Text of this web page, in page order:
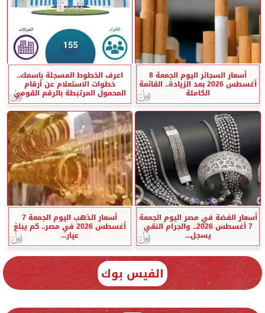
أسعار السجائر اليوم الجمعة 8
أغسطس 2026 بعد الزيادة.. القائمة
الكاملة
اعرف الخطوط المسجلة باسمك..
خطوات الاستعلام عن أرقام
المحمول المرتبطة بالرقم القومي
أسعار الفضة في مصر اليوم الجمعة
7 أغسطس 2026.. والجرام النقي
يسجل...
أسعار الذهب اليوم الجمعة 7
أغسطس 2026 في مصر.. كم يبلغ
عيار...
الفيس بوك